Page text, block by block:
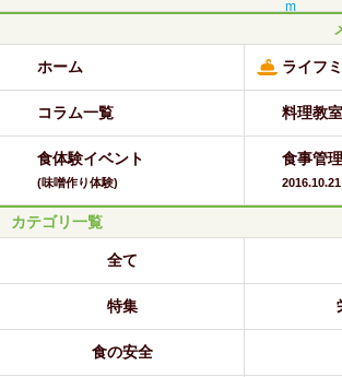
ホーム ライフ
コラム一覧 料理教室
食体験イベント
(味噌作り体験)
食事管
カテゴリ一覧
全て
特集
食の安全